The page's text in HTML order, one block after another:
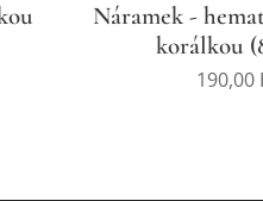
Náramek -
korálkou
190,00